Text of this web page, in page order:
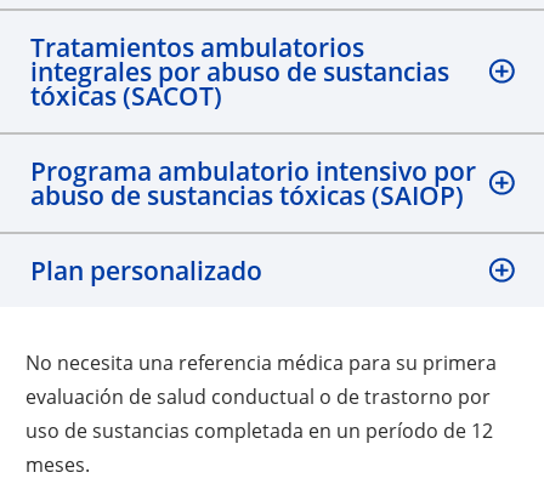
Tratamientos ambulatorios
integrales por abuso de sustancias
tóxicas (SACOT)
Programa ambulatorio intensivo por
abuso de sustancias tóxicas (SAIOP)
Plan personalizado
No necesita una referencia médica para su primera
evaluación de salud conductual o de trastorno por
uso de sustancias completada en un período de 12
meses.